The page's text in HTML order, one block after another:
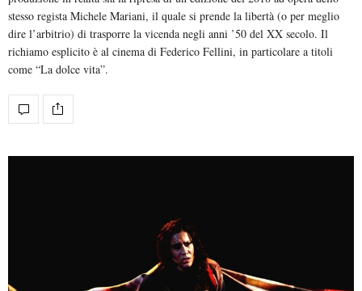
stesso regista Michele Mariani, il quale si prende la libertà (o per meglio
dire l’arbitrio) di trasporre la vicenda negli anni ’50 del XX secolo. Il
richiamo esplicito è al cinema di Federico Fellini, in particolare a titoli
come “La dolce vita”.